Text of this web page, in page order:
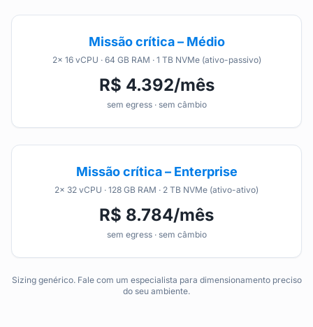
Missão crítica – Médio
2× 16 vCPU · 64 GB RAM · 1 TB NVMe (ativo-passivo)
R$ 4.392/mês
sem egress · sem câmbio
Missão crítica – Enterprise
2× 32 vCPU · 128 GB RAM · 2 TB NVMe (ativo-ativo)
R$ 8.784/mês
sem egress · sem câmbio
Sizing genérico. Fale com um especialista para dimensionamento preciso
do seu ambiente.